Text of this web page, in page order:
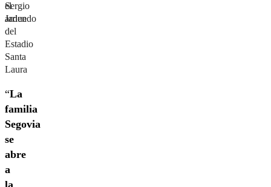
Sergio
Jadue
el
arriendo
del
Estadio
Santa
Laura
“La
familia
Segovia
se
abre
a